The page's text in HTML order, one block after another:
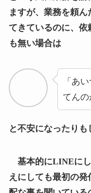
てきているのに、
も無い場合は
てん
と不安になったり
えにしても最初の
配な事を聞いてい
れば不安になるのも